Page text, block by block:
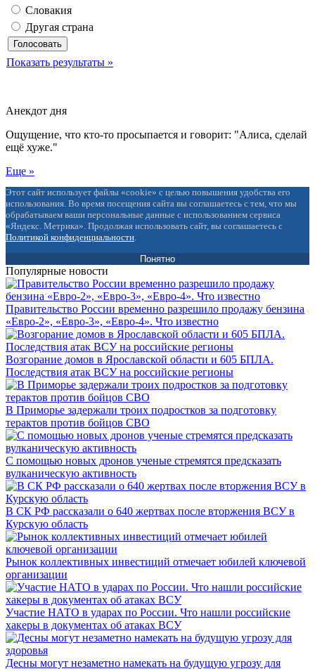
Словакия
Другая страна
Показать результаты »
Анекдот дня
Ощущение, что кто-то просыпается и говорит: "Алиса, сделай
ещё хуже."
Еще »
Этот сайт использует файлы «cookie» с целью повышения удобства его
использования. Во время посещения сайта вы соглашаетесь с тем, что мы
обрабатываем ваши персональные данные с использованием сервиса
«Яндекс. Метрика». Продолжая использовать сайт, вы соглашаетесь с
Политикой конфиденциальности.
Понятно
Популярные новости
Правительство России временно разрешило продажу бензина
«Евро-2», «Евро-3», «Евро-4». Что известно
Возгорание домов в Ярославской области и 605 БПЛА.
Последствия атак ВСУ на российские регионы
В Приморье задержали троих подростков за подготовку
терактов против бойцов СВО
С помощью новых дронов ученые стремятся предсказать
вулканическую активность
В СК РФ рассказали о 640 жертвах после вторжения ВСУ в
Курскую область
Рынок коллективных инвестиций отмечает юбилей ключевой
организации
Участие НАТО в ударах по России. Что нашли российские
хакеры в документах об атаках ВСУ
Десны могут незаметно намекать на будущую угрозу для